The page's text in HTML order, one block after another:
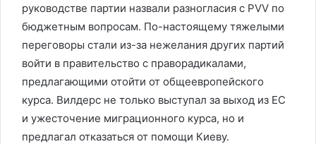
руководстве партии назвали разногласия с PVV по
бюджетным вопросам. По-настоящему тяжелыми
переговоры стали из-за нежелания других партий
войти в правительство с праворадикалами,
предлагающими отойти от общеевропейского
курса. Вилдерс не только выступал за выход из ЕС
и ужесточение миграционного курса, но и
предлагал отказаться от помощи Киеву.